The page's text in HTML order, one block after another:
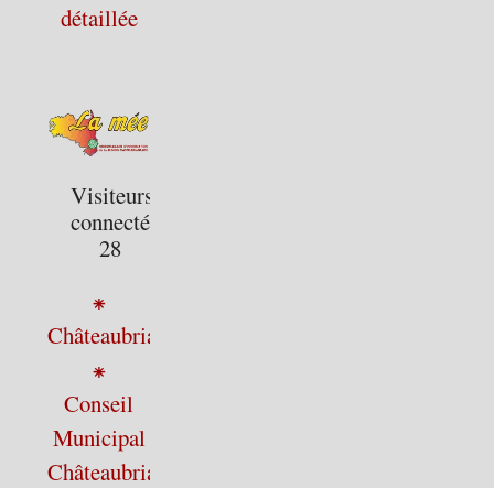
détaillée
Visiteurs
connectés :
28
⁕
Châteaubriant
⁕
Conseil
Municipal
Châteaubriant